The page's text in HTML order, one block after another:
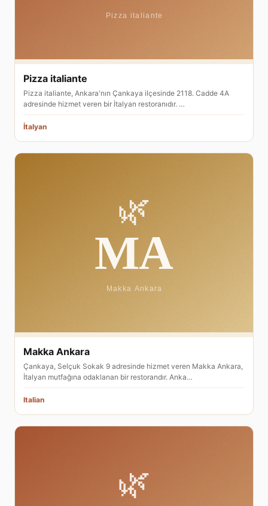
Pizza italiante
Pizza italiante, Ankara'nın Çankaya ilçesinde 2118. Cadde 4A
adresinde hizmet veren bir İtalyan restoranıdır. …
İtalyan
Makka Ankara
Çankaya, Selçuk Sokak 9 adresinde hizmet veren Makka Ankara,
İtalyan mutfağına odaklanan bir restorandır. Anka…
Italian